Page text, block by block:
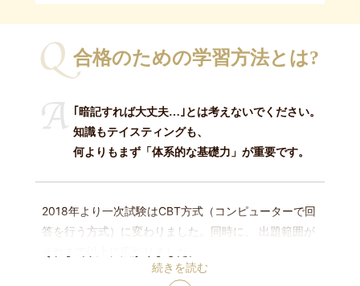
合格のための学習方法とは?
｢暗記すれば大丈夫…｣とは考えないでください。
知識もテイスティングも、
何よりもまず「体系的な基礎力」が重要です。
2018年より一次試験はCBT方式（コンピューターで回
答を行う方式）に変わりました。 同時に、 出題範囲が
続きを読む